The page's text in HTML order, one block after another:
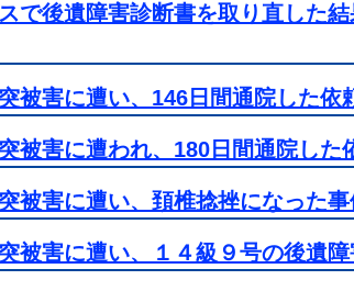
で後遺障害診断書を取り直した
被害に遭い、146日間通院した依
被害に遭われ、180日間通院した
被害に遭い、頚椎捻挫になった事
被害に遭い、１４級９号の後遺